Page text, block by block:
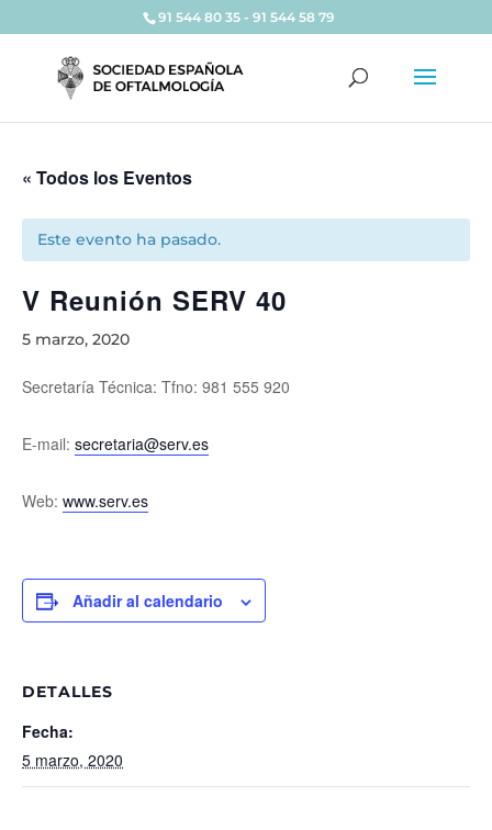
91 544 80 35 - 91 544 58 79
« Todos los Eventos
Este evento ha pasado.
V Reunión SERV 40
5 marzo, 2020
Secretaría Técnica: Tfno: 981 555 920
E-mail: secretaria@serv.es
Web: www.serv.es
Añadir al calendario
DETALLES
Fecha:
5 marzo, 2020